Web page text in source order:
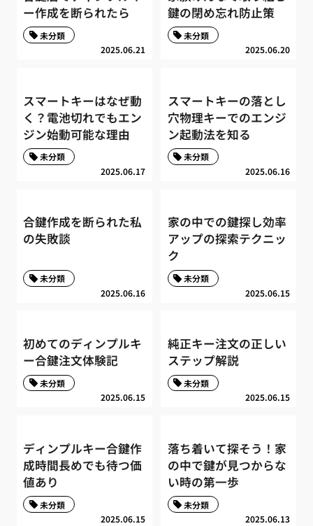
ー作成を断られたら
2025.06.21
未分類
鍵の閉め忘れ防止策
2025.06.20
未分類
スマートキーはなぜ動
く？電池切れでもエン
ジン始動可能な理由
2025.06.17
未分類
スマートキーの落とし
穴物理キーでのエンジ
ン起動法を知る
2025.06.16
未分類
合鍵作成を断られた私
の失敗談
2025.06.16
未分類
家の中での鍵探し効率
アップの探索テクニッ
ク
2025.06.15
未分類
初めてのディンプルキ
ー合鍵注文体験記
2025.06.15
未分類
純正キー注文の正しい
ステップ解説
2025.06.15
未分類
ディンプルキー合鍵作
成時間長めでも待つ価
値あり
2025.06.15
未分類
落ち着いて探そう！家
の中で鍵が見つからな
い時の第一歩
2025.06.13
未分類